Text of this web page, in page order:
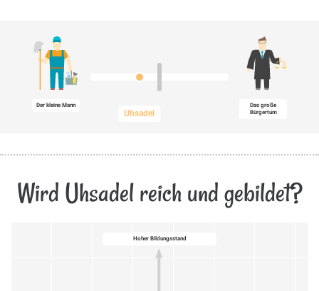
Der kleine Mann
Uhsadel
Das große
Bürgertum
Wird Uhsadel reich und gebildet?
Hoher Bildungsstand